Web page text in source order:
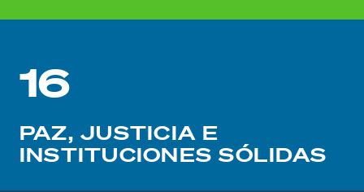
16
PAZ, JUSTICIA E
INSTITUCIONES SÓLIDAS